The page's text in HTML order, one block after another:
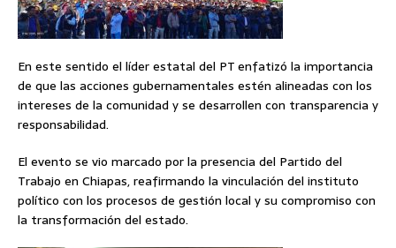
En este sentido el líder estatal del PT enfatizó la importancia
de que las acciones gubernamentales estén alineadas con los
intereses de la comunidad y se desarrollen con transparencia y
responsabilidad.
El evento se vio marcado por la presencia del Partido del
Trabajo en Chiapas, reafirmando la vinculación del instituto
político con los procesos de gestión local y su compromiso con
la transformación del estado.